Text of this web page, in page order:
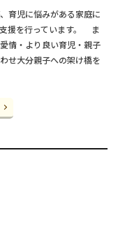
育児に悩みがある家庭に
援を行っています。 ま
情・より良い育児・親子
せ大分親子への架け橋を